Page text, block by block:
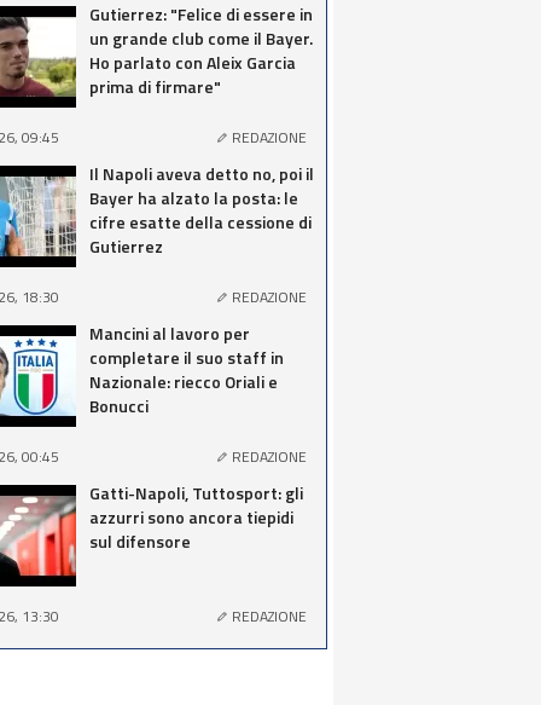
Gutierrez: "Felice di essere in
un grande club come il Bayer.
Ho parlato con Aleix Garcia
prima di firmare"
09:45 REDAZIONE
Il Napoli aveva detto no, poi il
Bayer ha alzato la posta: le
cifre esatte della cessione di
Gutierrez
18:30 REDAZIONE
Mancini al lavoro per
completare il suo staff in
Nazionale: riecco Oriali e
Bonucci
00:45 REDAZIONE
Gatti-Napoli, Tuttosport: gli
azzurri sono ancora tiepidi
sul difensore
13:30 REDAZIONE